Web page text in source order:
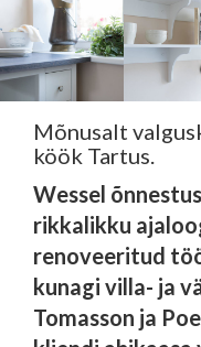
Mõnusalt
köök Tartus.
Wessel
rikkalikku
renoveeritud
kunagi villa- ja
Tomasson ja